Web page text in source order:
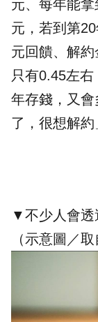
元、每年能
元，若到第
元回饋、 解約
只有0.45左
年存錢，又會
了，很想解約
▼不少人會透
（示意圖／